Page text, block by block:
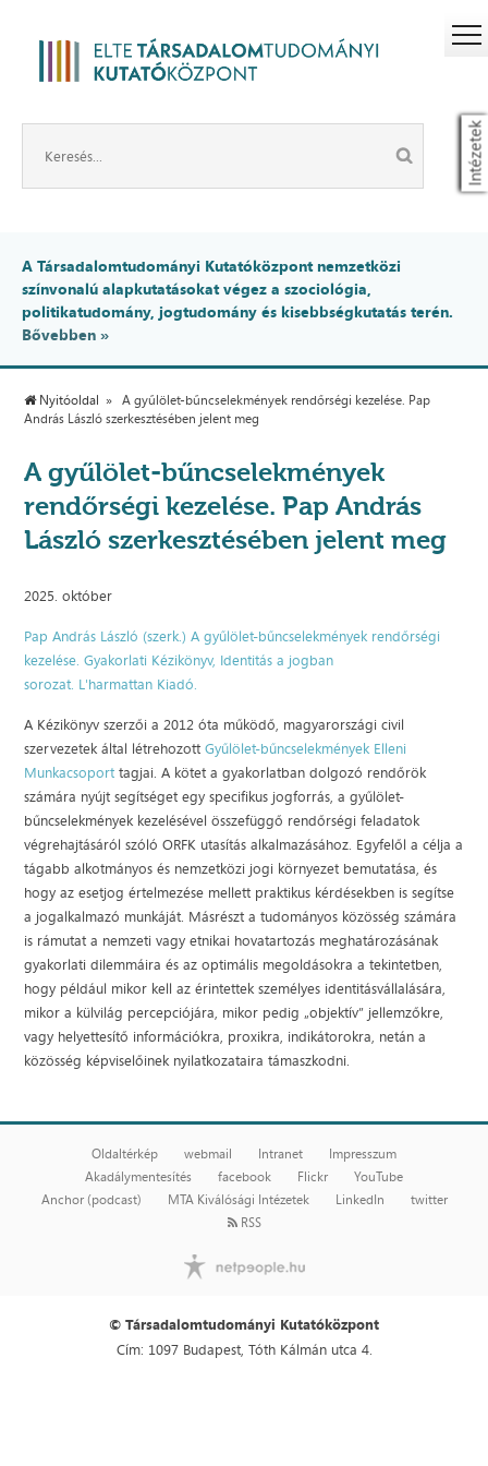
Intézetek
A Társadalomtudományi Kutatóközpont nemzetközi
színvonalú alapkutatásokat végez a szociológia,
politikatudomány, jogtudomány és kisebbségkutatás terén.
Bővebben »
Nyitóoldal
A gyűlölet-bűncselekmények rendőrségi kezelése. Pap
András László szerkesztésében jelent meg
A gyűlölet-bűncselekmények
rendőrségi kezelése. Pap András
László szerkesztésében jelent meg
2025. október
Pap András László (szerk.) A gyűlölet-bűncselekmények rendőrségi
kezelése. Gyakorlati Kézikönyv, Identitás a jogban
sorozat. L'harmattan Kiadó.
A Kézikönyv szerzői a 2012 óta működő, magyarországi civil
szervezetek által létrehozottGyűlölet-bűncselekmények Elleni
Munkacsoport tagjai. A kötet a gyakorlatban dolgozó rendőrök
számára nyújt segítséget egy specifikus jogforrás, a gyűlölet-
bűncselekmények kezelésével összefüggő rendőrségi feladatok
végrehajtásáról szóló ORFK utasítás alkalmazásához. Egyfelől a célja a
tágabb alkotmányos és nemzetközi jogi környezet bemutatása, és
hogy az esetjog értelmezése mellett praktikus kérdésekben is segítse
a jogalkalmazó munkáját. Másrészt a tudományos közösség számára
is rámutat a nemzeti vagy etnikai hovatartozás meghatározásának
gyakorlati dilemmáira és az optimális megoldásokra a tekintetben,
hogy például mikor kell az érintettek személyes identitásvállalására,
mikor a külvilág percepciójára, mikor pedig „objektív” jellemzőkre,
vagy helyettesítő információkra, proxikra, indikátorokra, netán a
közösség képviselőinek nyilatkozataira támaszkodni.
Oldaltérkép webmail Intranet
Impresszum
Akadálymentesítés
facebook Flickr
YouTube
Anchor (podcast)
MTA Kiválósági Intézetek LinkedIn
twitter
RSS
© Társadalomtudományi Kutatóközpont
Cím: 1097 Budapest, Tóth Kálmán utca 4.